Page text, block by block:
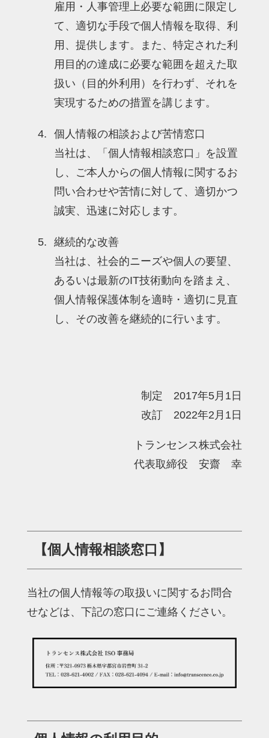
雇用・人事管理上必要な範囲に限定し
て、適切な手段で個人情報を取得、利
用、提供します。また、特定された利
用目的の達成に必要な範囲を超えた取
扱い（目的外利用）を行わず、それを
実現するための措置を講じます。
個人情報の相談および苦情窓口
当社は、「個人情報相談窓口」を設置
し、ご本人からの個人情報に関するお
問い合わせや苦情に対して、適切かつ
誠実、迅速に対応します。
継続的な改善
当社は、社会的ニーズや個人の要望、
あるいは最新のIT技術動向を踏まえ、
個人情報保護体制を適時・適切に見直
し、その改善を継続的に行います。
制定 2017年5月1日
改訂 2022年2月1日
トランセンス株式会社
代表取締役 安齋 幸
【個人情報相談窓口】
当社の個人情報等の取扱いに関するお問合
せなどは、下記の窓口にご連絡ください。